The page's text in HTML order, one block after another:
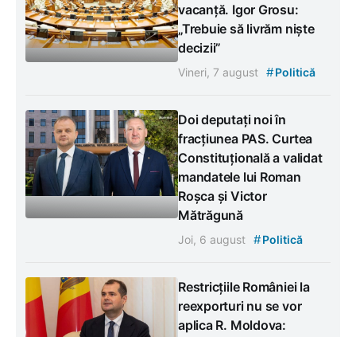
vacanță. Igor Grosu:
„Trebuie să livrăm niște
decizii”
Vineri, 7 august #Politică
Doi deputați noi în
fracțiunea PAS. Curtea
Constituțională a validat
mandatele lui Roman
Roșca și Victor
Mătrăgună
Joi, 6 august #Politică
Restricțiile României la
reexporturi nu se vor
aplica R. Moldova: